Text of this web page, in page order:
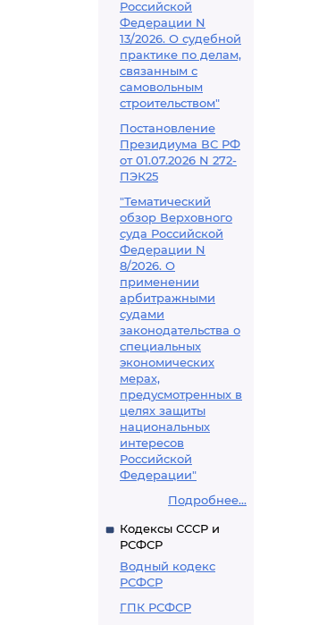
Российской
Федерации N
13/2026. О судебной
практике по делам,
связанным с
самовольным
строительством"
Постановление
Президиума ВС РФ
от 01.07.2026 N 272-
ПЭК25
"Тематический
обзор Верховного
суда Российской
Федерации N
8/2026. О
применении
арбитражными
судами
законодательства о
специальных
экономических
мерах,
предусмотренных в
целях защиты
национальных
интересов
Российской
Федерации"
Подробнее...
Кодексы СССР и
РСФСР
Водный кодекс
РСФСР
ГПК РСФСР